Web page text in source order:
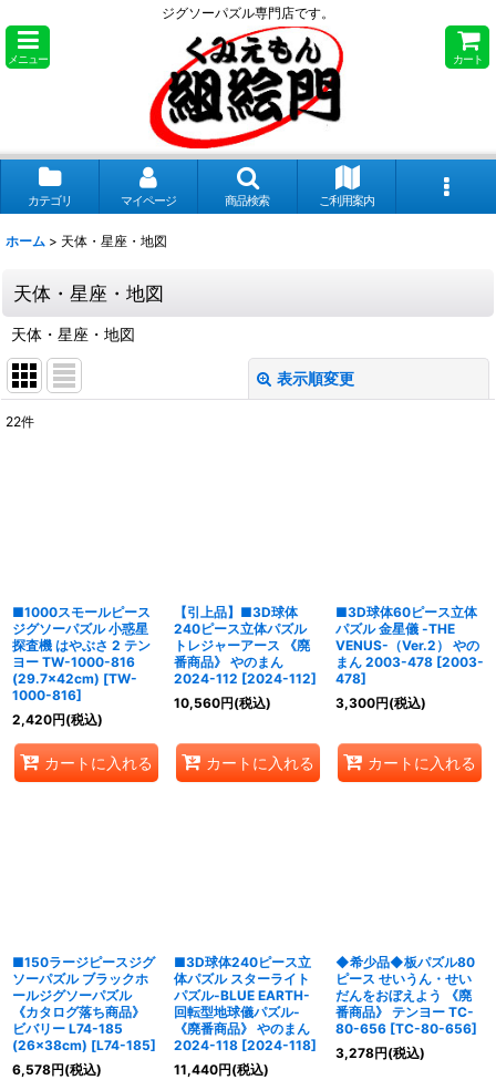
ジグソーパズル専門店です。
メニュー カート
カテゴリ マイページ 商品検索 ご利用案内
ホーム > 天体・星座・地図
天体・星座・地図
天体・星座・地図
表示順変更
絞り込む
22件
■1000スモールピース
ジグソーパズル 小惑星
探査機 はやぶさ 2 テン
ヨー TW-1000-816
(29.7×42cm) [TW-
1000-816]
2,420円(税込)
カートに入れる
【引上品】■3D球体
240ピース立体パズル
トレジャーアース 《廃
番商品》 やのまん
2024-112 [2024-112]
10,560円(税込)
カートに入れる
■3D球体60ピース立体
パズル 金星儀 -THE
VENUS-（Ver.2） やの
まん 2003-478 [2003-
478]
3,300円(税込)
カートに入れる
■150ラージピースジグ
ソーパズル ブラックホ
ールジグソーパズル
《カタログ落ち商品》
ビバリー L74-185
(26×38cm) [L74-185]
6,578円(税込)
■3D球体240ピース立
体パズル スターライト
パズル-BLUE EARTH-
回転型地球儀パズル-
《廃番商品》 やのまん
2024-118 [2024-118]
11,440円(税込)
◆希少品◆板パズル80
ピース せいうん・せい
だんをおぼえよう 《廃
番商品》 テンヨー TC-
80-656 [TC-80-656]
3,278円(税込)